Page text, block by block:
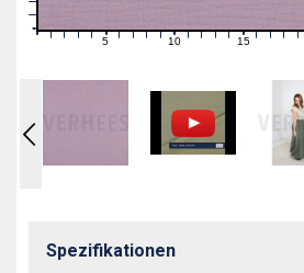
1 2 3 4 6 7 89 11121314 16171819
Spezifikationen